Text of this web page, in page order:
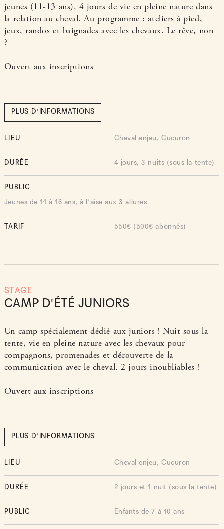
jeunes (11-13 ans). 4 jours de vie en pleine nature dans
la relation au cheval. Au programme : ateliers à pied,
jeux, randos et baignades avec les chevaux. Le rêve, non
?
Ouvert aux inscriptions
PLUS D'INFORMATIONS
LIEU Cheval enjeu, Cucuron
DURÉE 4 jours, 3 nuits (sous la tente)
PUBLIC
Jeunes de 11 à 16 ans, à l'aise aux 3 allures
TARIF 550€ (500€ abonnés)
STAGE
CAMP D'ÉTÉ JUNIORS
Un camp spécialement dédié aux juniors ! Nuit sous la
tente, vie en pleine nature avec les chevaux pour
compagnons, promenades et découverte de la
communication avec le cheval. 2 jours inoubliables !
Ouvert aux inscriptions
PLUS D'INFORMATIONS
LIEU Cheval enjeu, Cucuron
DURÉE 2 jours et 1 nuit (sous la tente)
PUBLIC Enfants de 7 à 10 ans